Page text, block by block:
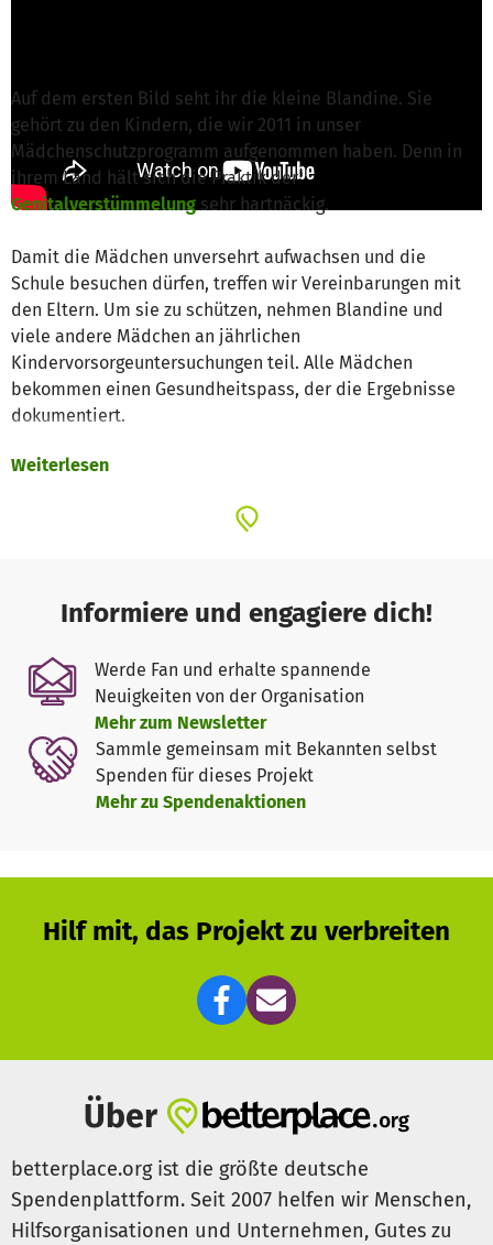
Auf dem ersten Bild seht ihr die kleine Blandine. Sie
gehört zu den Kindern, die wir 2011 in unser
Mädchenschutzprogramm aufgenommen haben. Denn in
ihrem Land hält sich die Praktik der
Genitalverstümmelung sehr hartnäckig.
Damit die Mädchen unversehrt aufwachsen und die
Schule besuchen dürfen, treffen wir Vereinbarungen mit
den Eltern. Um sie zu schützen, nehmen Blandine und
viele andere Mädchen an jährlichen
Kindervorsorgeuntersuchungen teil. Alle Mädchen
bekommen einen Gesundheitspass, der die Ergebnisse
dokumentiert.
Diese neue präventive Maßnahme haben wir mit viel
Burkina Faso steht die Genitalverstümmelung von
Kindern werden dabei Klitoris und Labien
herausgeschnitten, um eine eigenständige Sexualität zu
unterdrücken und sie gefügig zu machen.
Wenn eine Gewaltform wie die Genitalverstümmelung so
stark verbreitet ist, herrscht großer sozialer Druck auf den
Familien, die ihre Kinder unversehrt aufwachsen lassen
wollen. Damit die Eltern von Blandine und den anderen
Mädchen diesem sozialen Druck standhalten können,
Gesundheitsversorgung für die Kinder,
stärken die Frauen mit Einkommen schaffenden
leisten Aufklärungsarbeit mit unserer
Partnerorganisation vor Ort.
Weiterlesen
Informiere und engagiere dich!
Werde Fan und erhalte spannende
Neuigkeiten von der Organisation
Mehr zum Newsletter
Sammle gemeinsam mit Bekannten selbst
Spenden für dieses Projekt
Mehr zu Spendenaktionen
Hilf mit, das Projekt zu verbreiten
Über
betterplace.org ist die größte deutsche
Spendenplattform. Seit 2007 helfen wir Menschen,
Hilfsorganisationen und Unternehmen, Gutes zu